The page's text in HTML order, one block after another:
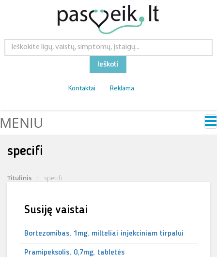
Ieškoti
Kontaktai Reklama
MENIU
specifi
Titulinis specifi
Susiję vaistai
Bortezomibas, 1mg, milteliai injekciniam tirpalui
Pramipeksolis, 0,7mg, tabletės